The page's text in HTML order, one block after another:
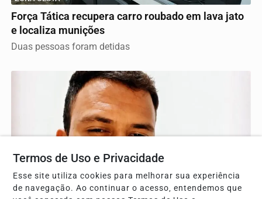
Força Tática recupera carro roubado em lava jato
e localiza munições
Duas pessoas foram detidas
Termos de Uso e Privacidade
Esse site utiliza cookies para melhorar sua experiência
de navegação. Ao continuar o acesso, entendemos que